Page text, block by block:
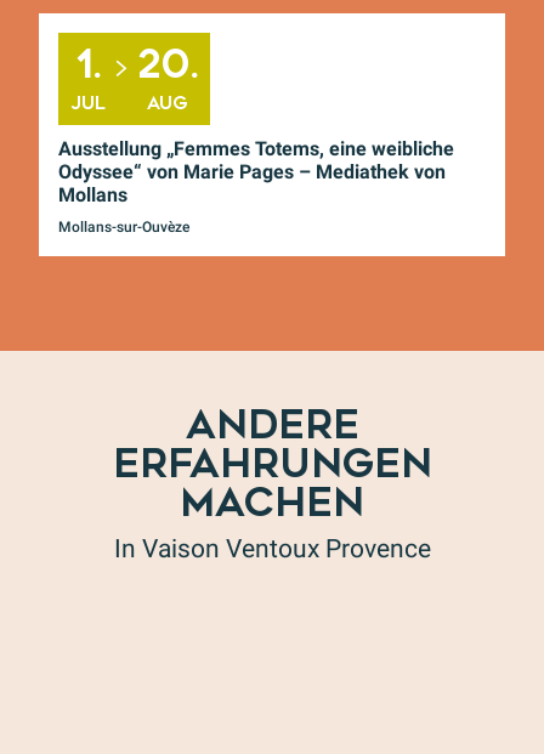
Unsere Museen
Unsere Künstler
1.
JUL
20.
AUG
Ausstellung „Femmes Totems, eine weibliche
Odyssee“ von Marie Pages – Mediathek von
Mollans
Mollans-sur-Ouvèze
ANDERE
ERFAHRUNGEN
MACHEN
In Vaison Ventoux Provence